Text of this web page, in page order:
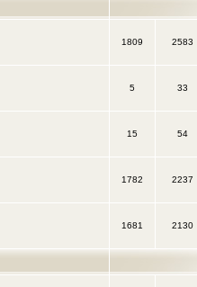
1809 2583
5 33
15 54
1782 2237
1681 2130